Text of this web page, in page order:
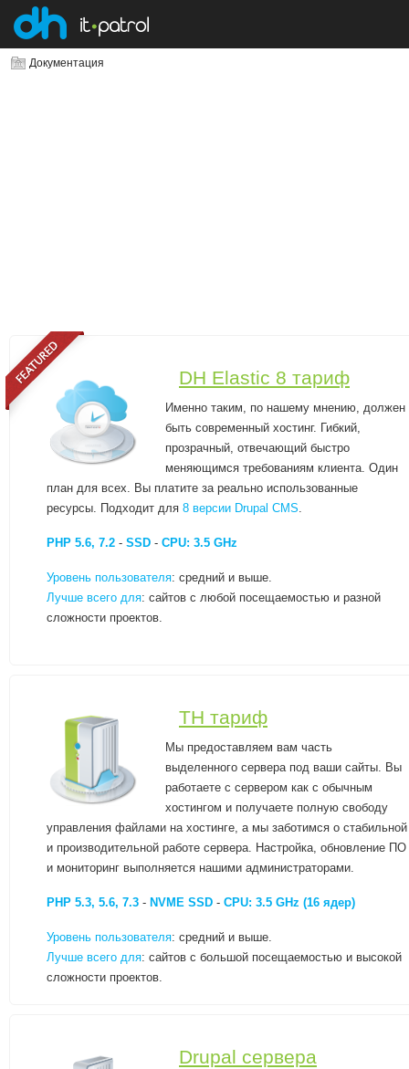
Документация
DH Elastic 8 тариф
Именно таким, по нашему мнению, должен
быть современный хостинг. Гибкий,
прозрачный, отвечающий быстро
меняющимся требованиям клиента. Один
план для всех. Вы платите за реально использованные
ресурсы. Подходит для 8 версии Drupal CMS.
PHP 5.6, 7.2 - SSD - CPU: 3.5 GHz
Уровень пользователя: средний и выше.
Лучше всего для: сайтов с любой посещаемостью и разной
сложности проектов.
TH тариф
Мы предоставляем вам часть
выделенного сервера под ваши сайты. Вы
работаете с сервером как с обычным
хостингом и получаете полную свободу
управления файлами на хостинге, а мы заботимся о стабильной
и производительной работе сервера. Настройка, обновление ПО
и мониторинг выполняется нашими администраторами.
PHP 5.3, 5.6, 7.3 - NVME SSD - CPU: 3.5 GHz (16 ядер)
Уровень пользователя: средний и выше.
Лучше всего для: сайтов с большой посещаемостью и высокой
сложности проектов.
Drupal сервера